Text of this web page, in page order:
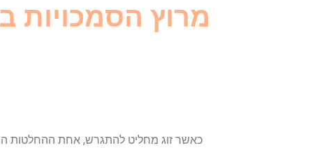
מרוץ הסמכויות
כאשר זוג מחליט להתגרש, אחת ההחלטות